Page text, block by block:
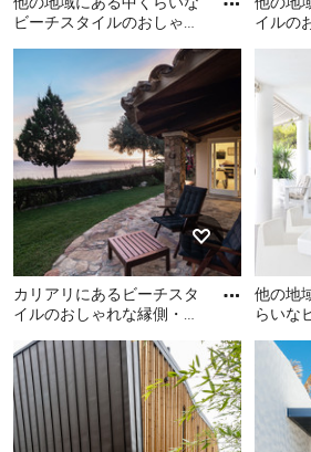
ビーチスタイルのおしゃれ
他の地域にある中くらいな
ビーチスタイルのおしゃれ
な縁側・ポーチ (張り出し屋
根) の写真
イルの
他の
イルの
ーチの
カリアリにあるビーチスタ
イルのおしゃれな縁側・ポ
カリアリにあるビーチスタ
イルのおしゃれな縁側・ポ
ーチの写真
他の地
らいな
イル敷
他の
らい
しゃ
ル敷